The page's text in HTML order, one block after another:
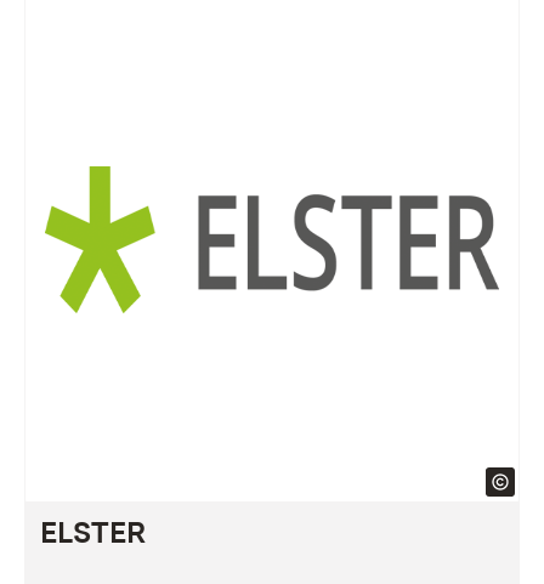
ELSTER